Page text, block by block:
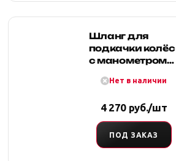
Шланг для
подкачки колёс
с манометром
(черный,
Нет в наличии
4 270 руб./шт
ПОД ЗАКАЗ